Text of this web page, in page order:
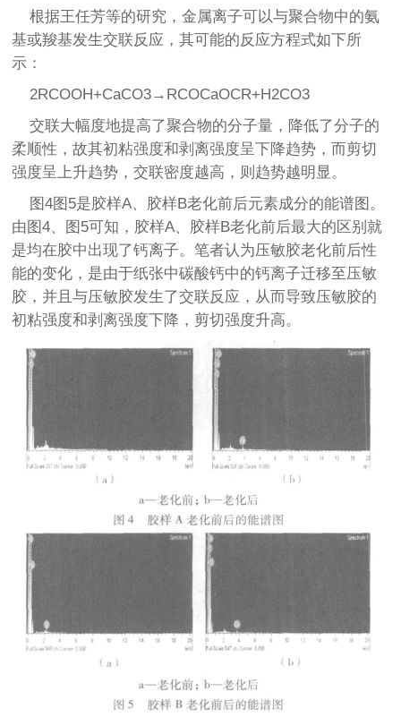
根据王任芳等的研究，金属离子可以与聚合物中的氨
基或羧基发生交联反应，其可能的反应方程式如下所
示：
2RCOOH+CaCO3→RCOCaOCR+H2CO3
交联大幅度地提高了聚合物的分子量，降低了分子的
柔顺性，故其初粘强度和剥离强度呈下降趋势，而剪切
强度呈上升趋势，交联密度越高，则趋势越明显。
图4图5是胶样A、胶样B老化前后元素成分的能谱图。
由图4、图5可知，胶样A、胶样B老化前后最大的区别就
是均在胶中出现了钙离子。笔者认为压敏胶老化前后性
能的变化，是由于纸张中碳酸钙中的钙离子迁移至压敏
胶，并且与压敏胶发生了交联反应，从而导致压敏胶的
初粘强度和剥离强度下降，剪切强度升高。